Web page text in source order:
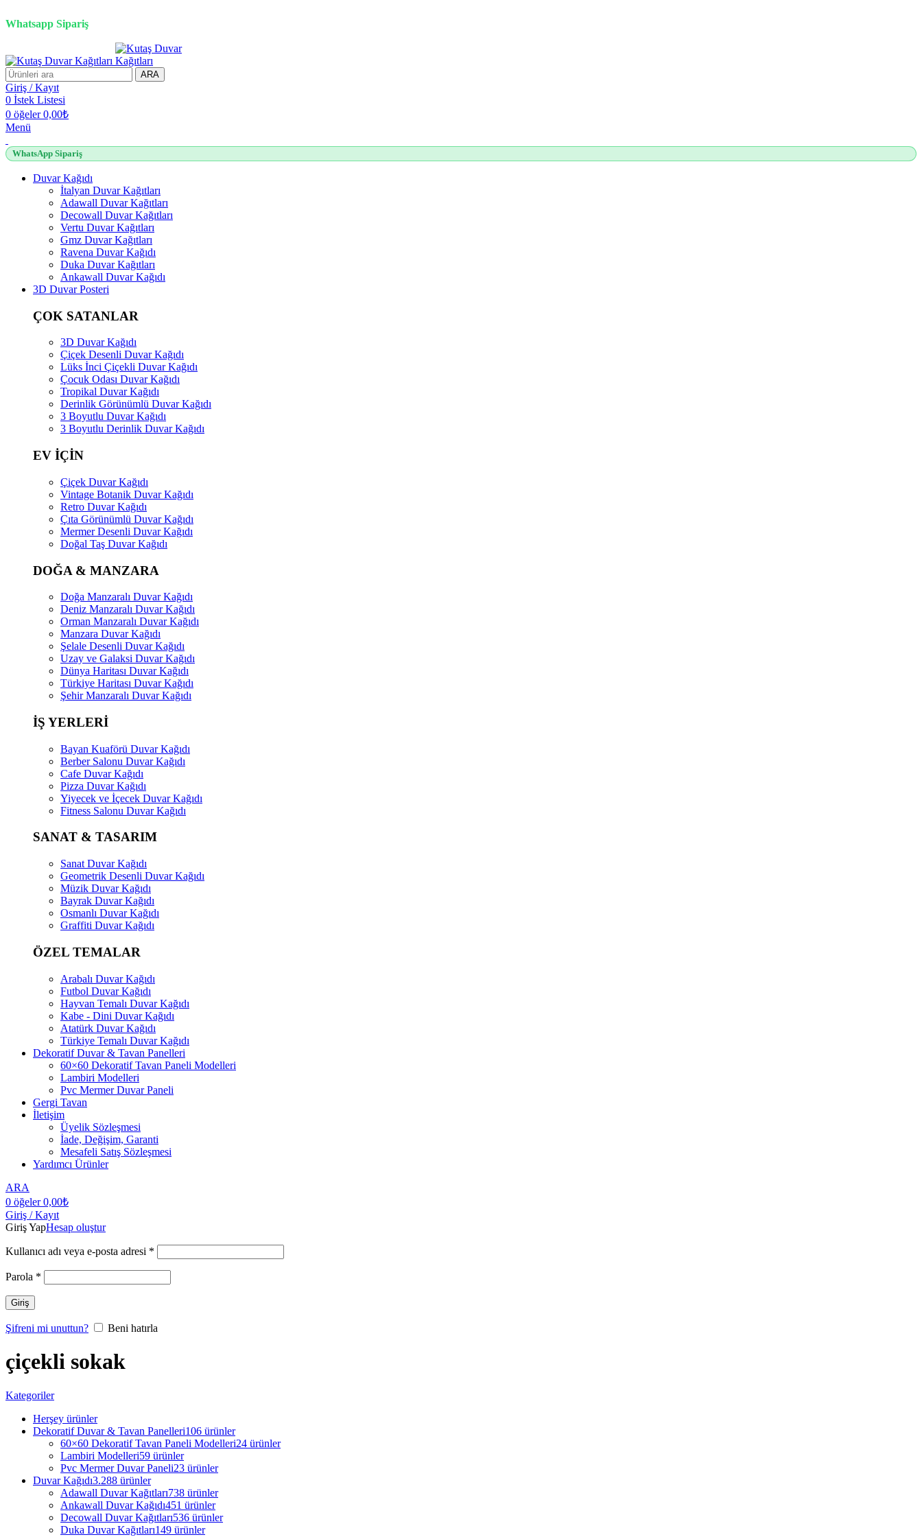
Whatsapp Sipariş
ARA
Giriş / Kayıt
0 İstek Listesi
0 öğeler 0,00₺
Menü
WhatsApp Sipariş
Duvar Kağıdı
İtalyan Duvar Kağıtları
Adawall Duvar Kağıtları
Decowall Duvar Kağıtları
Vertu Duvar Kağıtları
Gmz Duvar Kağıtları
Ravena Duvar Kağıdı
Duka Duvar Kağıtları
Ankawall Duvar Kağıdı
3D Duvar Posteri
ÇOK SATANLAR
3D Duvar Kağıdı
Çiçek Desenli Duvar Kağıdı
Lüks İnci Çiçekli Duvar Kağıdı
Çocuk Odası Duvar Kağıdı
Tropikal Duvar Kağıdı
Derinlik Görünümlü Duvar Kağıdı
3 Boyutlu Duvar Kağıdı
3 Boyutlu Derinlik Duvar Kağıdı
EV İÇİN
Çiçek Duvar Kağıdı
Vintage Botanik Duvar Kağıdı
Retro Duvar Kağıdı
Çıta Görünümlü Duvar Kağıdı
Mermer Desenli Duvar Kağıdı
Doğal Taş Duvar Kağıdı
DOĞA & MANZARA
Doğa Manzaralı Duvar Kağıdı
Deniz Manzaralı Duvar Kağıdı
Orman Manzaralı Duvar Kağıdı
Manzara Duvar Kağıdı
Şelale Desenli Duvar Kağıdı
Uzay ve Galaksi Duvar Kağıdı
Dünya Haritası Duvar Kağıdı
Türkiye Haritası Duvar Kağıdı
Şehir Manzaralı Duvar Kağıdı
İŞ YERLERİ
Bayan Kuaförü Duvar Kağıdı
Berber Salonu Duvar Kağıdı
Cafe Duvar Kağıdı
Pizza Duvar Kağıdı
Yiyecek ve İçecek Duvar Kağıdı
Fitness Salonu Duvar Kağıdı
SANAT & TASARIM
Sanat Duvar Kağıdı
Geometrik Desenli Duvar Kağıdı
Müzik Duvar Kağıdı
Bayrak Duvar Kağıdı
Osmanlı Duvar Kağıdı
Graffiti Duvar Kağıdı
ÖZEL TEMALAR
Arabalı Duvar Kağıdı
Futbol Duvar Kağıdı
Hayvan Temalı Duvar Kağıdı
Kabe - Dini Duvar Kağıdı
Atatürk Duvar Kağıdı
Türkiye Temalı Duvar Kağıdı
Dekoratif Duvar & Tavan Panelleri
60×60 Dekoratif Tavan Paneli Modelleri
Lambiri Modelleri
Pvc Mermer Duvar Paneli
Gergi Tavan
İletişim
Üyelik Sözleşmesi
İade, Değişim, Garanti
Mesafeli Satış Sözleşmesi
Yardımcı Ürünler
ARA
0 öğeler 0,00₺
Giriş / Kayıt
Giriş YapHesap oluştur
Kullanıcı adı veya e-posta adresi *
Parola *
Giriş
Şifreni mi unuttun? Beni hatırla
çiçekli sokak
Kategoriler
Herşey ürünler
Dekoratif Duvar & Tavan Panelleri106 ürünler
60×60 Dekoratif Tavan Paneli Modelleri24 ürünler
Lambiri Modelleri59 ürünler
Pvc Mermer Duvar Paneli23 ürünler
Duvar Kağıdı3.288 ürünler
Adawall Duvar Kağıtları738 ürünler
Ankawall Duvar Kağıdı451 ürünler
Decowall Duvar Kağıtları536 ürünler
Duka Duvar Kağıtları149 ürünler